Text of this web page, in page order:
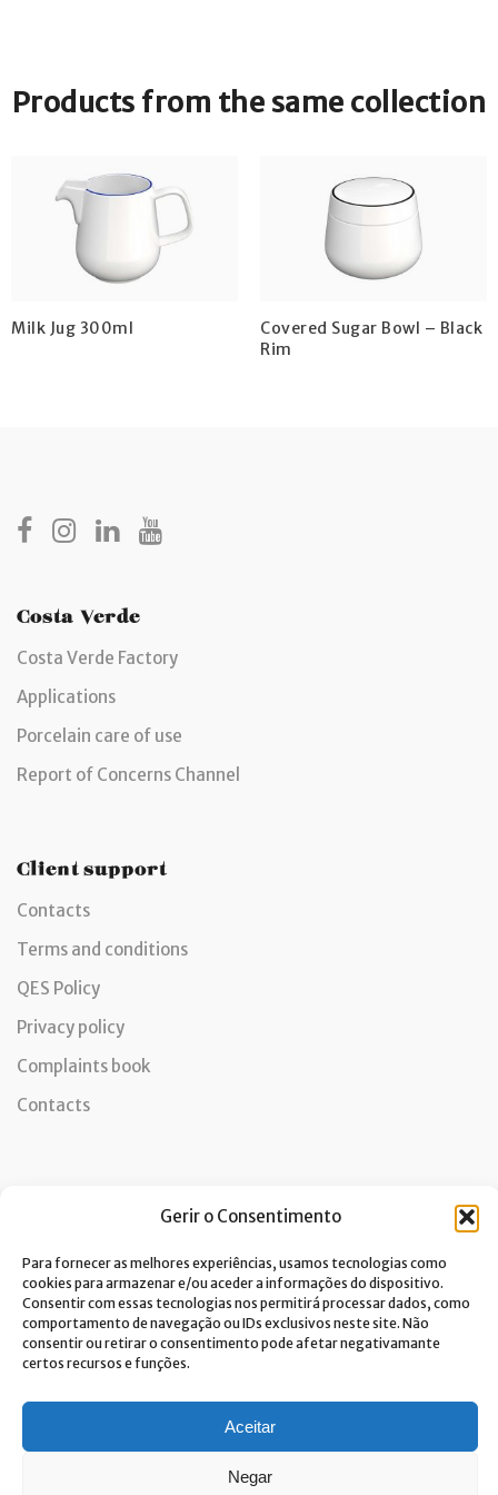
Gerir o Consentimento
Para fornecer as melhores experiências, usamos tecnologias como
cookies para armazenar e/ou aceder a informações do dispositivo.
Consentir com essas tecnologias nos permitirá processar dados, como
comportamento de navegação ou IDs exclusivos neste site. Não
consentir ou retirar o consentimento pode afetar negativamante
certos recursos e funções.
Aceitar
Negar
Products from the same collection
Milk Jug 300ml
Covered Sugar Bowl – Black
Rim
Costa Verde
Costa Verde Factory
Applications
Porcelain care of use
Report of Concerns Channel
Client support
Contacts
Terms and conditions
QES Policy
Privacy policy
Complaints book
Contacts
I consent to the processing of data and accept the privacy
policy.*
Costa Verde is committed to the implementation of the GDPR. To